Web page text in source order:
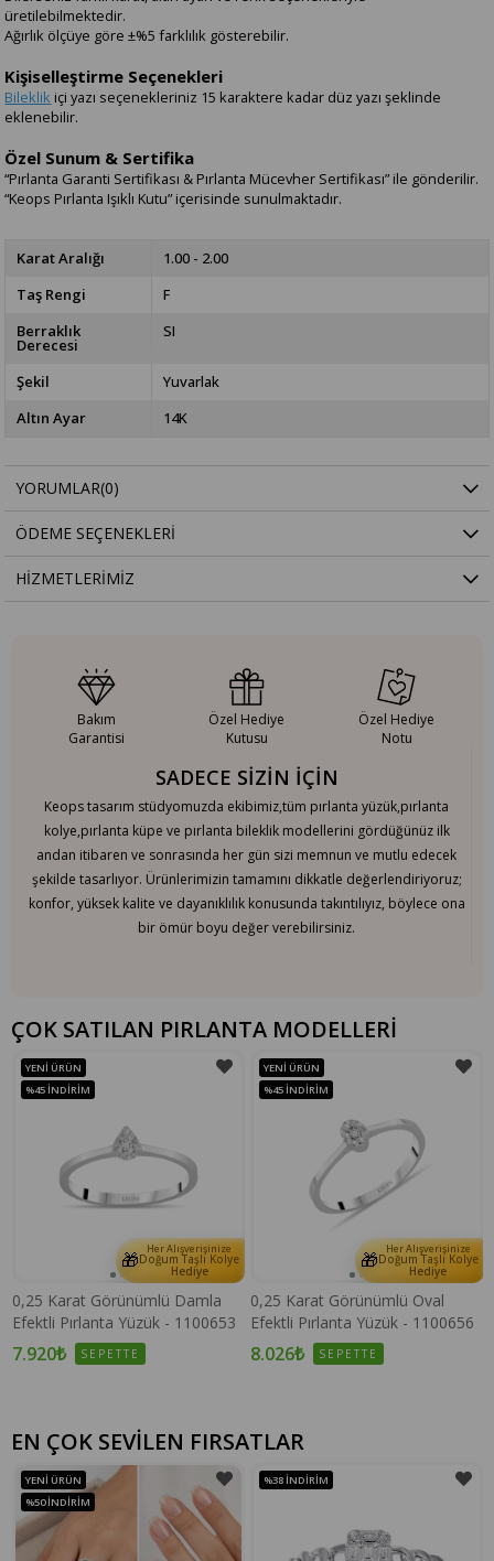
üretilebilmektedir.
Ağırlık ölçüye göre ±%5 farklılık gösterebilir.
Kişiselleştirme Seçenekleri
Bileklik içi yazı seçenekleriniz 15 karaktere kadar düz yazı şeklinde
eklenebilir.
Özel Sunum & Sertifika
“Pırlanta Garanti Sertifikası & Pırlanta Mücevher Sertifikası” ile gönderilir.
“Keops Pırlanta Işıklı Kutu” içerisinde sunulmaktadır.
Karat Aralığı
1.00 - 2.00
Taş Rengi
F
Berraklık
Derecesi
SI
Şekil
Yuvarlak
Altın Ayar
14K
YORUMLAR(0)
ÖDEME SEÇENEKLERI
HIZMETLERIMIZ
SADECE SİZİN İÇİN
Keops tasarım stüdyomuzda ekibimiz,tüm pırlanta yüzük,pırlanta
kolye,pırlanta küpe ve pırlanta bileklik modellerini gördüğünüz ilk
andan itibaren ve sonrasında her gün sizi memnun ve mutlu edecek
şekilde tasarlıyor. Ürünlerimizin tamamını dikkatle değerlendiriyoruz;
konfor, yüksek kalite ve dayanıklılık konusunda takıntılıyız, böylece ona
bir ömür boyu değer verebilirsiniz.
Bakım
Garantisi
Özel Hediye
Kutusu
Özel Hediye
Notu
ÇOK SATILAN PIRLANTA MODELLERİ
🎁 Her Alışverişinize
Doğum Taşlı Kolye
Hediye
0,25 Karat Görünümlü Damla
Efektli Pırlanta Yüzük - 1100653
7.920₺ SEPETTE
YENI ÜRÜN
%45 İNDIRIM
🎁 Her Alışverişinize
Doğum Taşlı Kolye
Hediye
0,25 Karat Görünümlü Oval
Efektli Pırlanta Yüzük - 1100656
8.026₺ SEPETTE
YENI ÜRÜN
%45 İNDIRIM
EN ÇOK SEVİLEN FIRSATLAR
YENI ÜRÜN
%50 İNDIRIM
%38 İNDIRIM